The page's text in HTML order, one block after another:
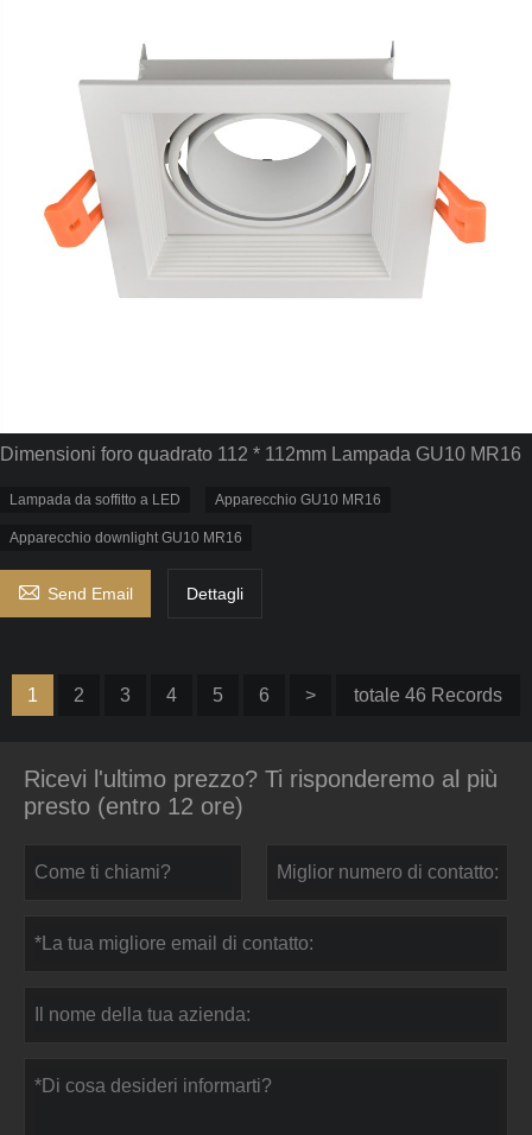
Dimensioni foro quadrato 112 * 112mm Lampada GU10 MR16
Lampada da soffitto a LED Apparecchio GU10 MR16
Apparecchio downlight GU10 MR16
 Send Email Dettagli
1 2 3 4 5 6 > totale 46 Records
Ricevi l'ultimo prezzo? Ti risponderemo al più
presto (entro 12 ore)